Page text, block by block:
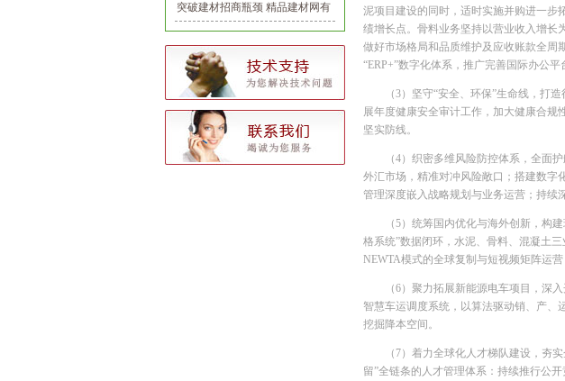
突破建材招商瓶颈 精品建材网有
一套
泥项目建设的同时，适时实施并购进一步
绩增长点。骨料业务坚持以营业收入增长
做好市场格局和品质维护及应收账款全周
“ERP+”数字化体系，推广完善国际办公
（3）坚守“安全、环保”生命线，打
展年度健康安全审计工作，加大健康合规
坚实防线。
（4）织密多维风险防控体系，全面
外汇市场，精准对冲风险敞口；搭建数字
管理深度嵌入战略规划与业务运营；持续
（5）统筹国内优化与海外创新，构
格系统”数据闭环，水泥、骨料、混凝土
NEWTA模式的全球复制与短视频矩阵运
（6）聚力拓展新能源电车项目，深
智慧车运调度系统，以算法驱动销、产、
挖掘降本空间。
（7）着力全球化人才梯队建设，夯
留”全链条的人才管理体系：持续推行公